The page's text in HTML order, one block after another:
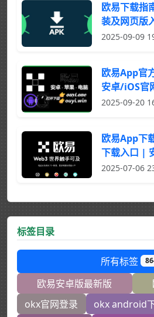
欧易下载指
装及网页版
2025-09-09
欧易App官
安卓/iOS官
新）
2025-09-20
欧易App下
下载入口 |
平台
2025-07-06
标签目录
所有标签
欧易安卓版最新版
okx官网登录
okx android